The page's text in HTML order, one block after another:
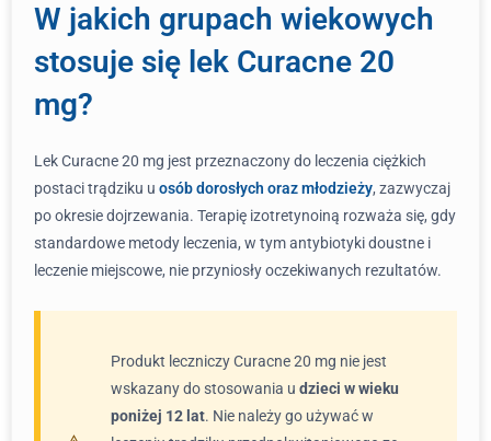
W jakich grupach wiekowych
stosuje się lek Curacne 20
mg?
Lek Curacne 20 mg jest przeznaczony do leczenia ciężkich
postaci trądziku u osób dorosłych oraz młodzieży, zazwyczaj
po okresie dojrzewania. Terapię izotretynoiną rozważa się, gdy
standardowe metody leczenia, w tym antybiotyki doustne i
leczenie miejscowe, nie przyniosły oczekiwanych rezultatów.
Produkt leczniczy Curacne 20 mg nie jest
wskazany do stosowania u dzieci w wieku
poniżej 12 lat. Nie należy go używać w